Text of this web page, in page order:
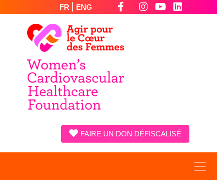
FR ENG
FAIRE UN DON DÉFISCALISÉ